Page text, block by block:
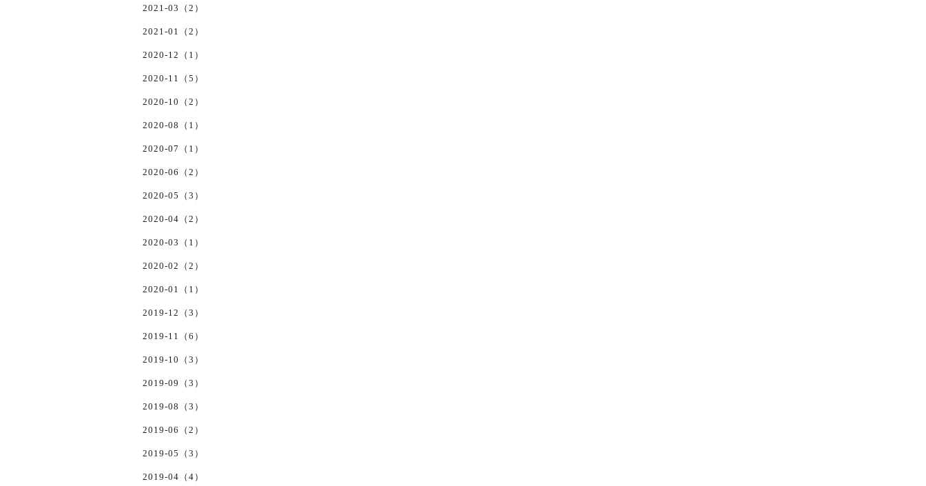
2021-03（2）
2021-01（2）
2020-12（1）
2020-11（5）
2020-10（2）
2020-08（1）
2020-07（1）
2020-06（2）
2020-05（3）
2020-04（2）
2020-03（1）
2020-02（2）
2020-01（1）
2019-12（3）
2019-11（6）
2019-10（3）
2019-09（3）
2019-08（3）
2019-06（2）
2019-05（3）
2019-04（4）